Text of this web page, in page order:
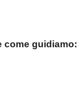
come guidiamo: